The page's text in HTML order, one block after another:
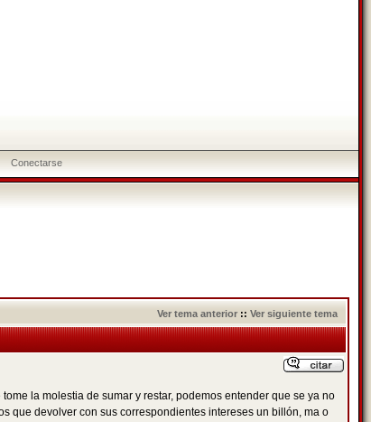
Conectarse
Ver tema anterior :: Ver siguiente tema
la molestia de sumar y restar, podemos entender que se ya no
que devolver con sus correspondientes intereses un billón, ma o